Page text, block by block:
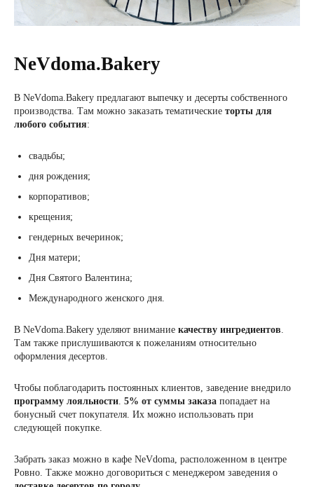
NeVdoma.Bakery
В NeVdoma.Bakery предлагают выпечку и десерты собственного
производства. Там можно заказать тематические торты для
любого события:
свадьбы;
дня рождения;
корпоративов;
крещения;
гендерных вечеринок;
Дня матери;
Дня Святого Валентина;
Международного женского дня.
В NeVdoma.Bakery уделяют внимание качеству ингредиентов
Там также прислушиваются к пожеланиям относительно
оформления десертов.
Чтобы поблагодарить постоянных клиентов, заведение внедрило
программу лояльности 5% от суммы заказа попадает на
бонусный счет покупателя. Их можно использовать при
следующей покупке.
Забрать заказ можно в кафе NeVdoma, расположенном в центре
Ровно. Также можно договориться с менеджером заведения о